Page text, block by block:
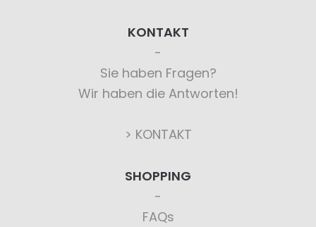
KONTAKT
Sie haben Fragen?
Wir haben die Antworten!
> KONTAKT
SHOPPING
FAQs